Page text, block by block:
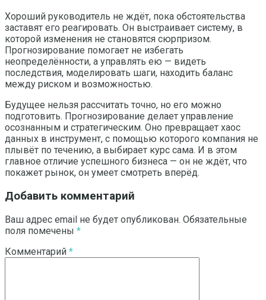
Хороший руководитель не ждёт, пока обстоятельства
заставят его реагировать. Он выстраивает систему, в
которой изменения не становятся сюрпризом.
Прогнозирование помогает не избегать
неопределённости, а управлять ею — видеть
последствия, моделировать шаги, находить баланс
между риском и возможностью.
Будущее нельзя рассчитать точно, но его можно
подготовить. Прогнозирование делает управление
осознанным и стратегическим. Оно превращает хаос
данных в инструмент, с помощью которого компания не
плывёт по течению, а выбирает курс сама. И в этом
главное отличие успешного бизнеса — он не ждёт, что
покажет рынок, он умеет смотреть вперёд.
Добавить комментарий
Ваш адрес email не будет опубликован. Обязательные
поля помечены *
Комментарий *